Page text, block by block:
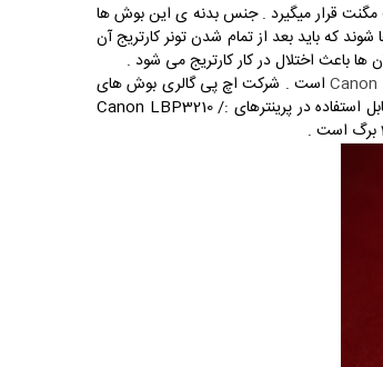
قرار میگیرد . جنس بدنه ی این بوش ها
باید بعد از تمام شدن تونر کارتریج آن
ها باعث اختلال در کار کارتریج می شود .
است . شرکت اچ پی گالری بوش های
Canon LBP3210 /